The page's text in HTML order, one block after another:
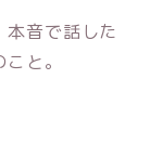
本音で話した
と。